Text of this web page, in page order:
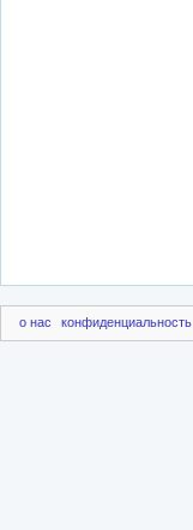
о нас конфиденциальность